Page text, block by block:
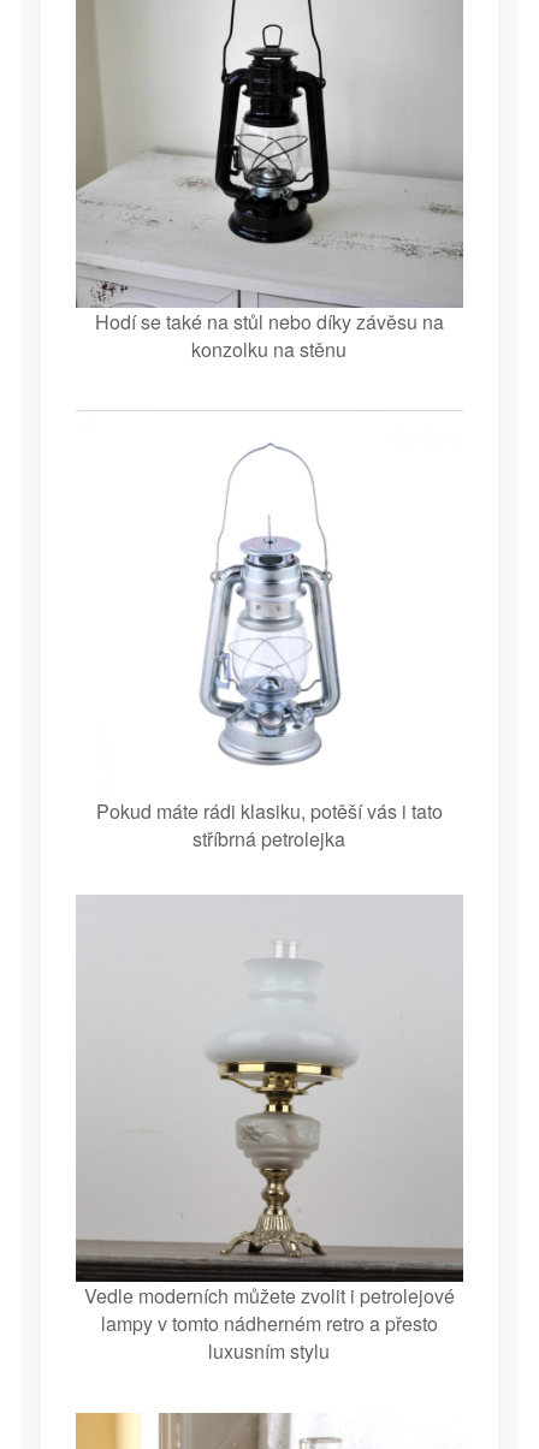
Hodí se také na stůl nebo díky závěsu na
konzolku na stěnu
Pokud máte rádi klasiku, potěší vás i tato
stříbrná petrolejka
Vedle moderních můžete zvolit i petrolejové
lampy v tomto nádherném retro a přesto
luxusním stylu